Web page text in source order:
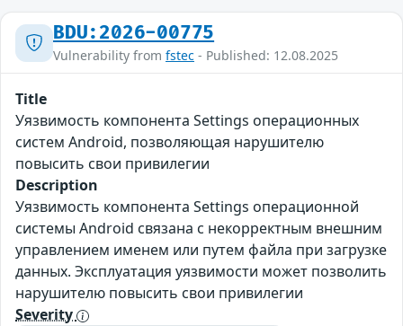
BDU:2026-00775
Vulnerability from fstec - Published: 12.08.2025
Title
Уязвимость компонента Settings операционных
систем Android, позволяющая нарушителю
повысить свои привилегии
Description
Уязвимость компонента Settings операционной
системы Android связана с некорректным внешним
управлением именем или путем файла при загрузке
данных. Эксплуатация уязвимости может позволить
нарушителю повысить свои привилегии
Severity